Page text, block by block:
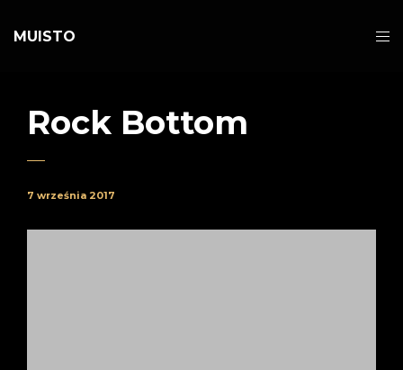
MUISTO
Rock Bottom
7 września 2017